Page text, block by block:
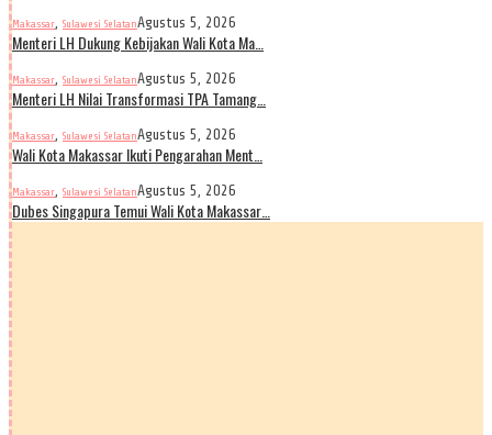
Makassar, Sulawesi SelatanAgustus 5, 2026
Menteri LH Dukung Kebijakan Wali Kota Ma…
Makassar, Sulawesi SelatanAgustus 5, 2026
Menteri LH Nilai Transformasi TPA Tamang…
Makassar, Sulawesi SelatanAgustus 5, 2026
Wali Kota Makassar Ikuti Pengarahan Ment…
Makassar, Sulawesi SelatanAgustus 5, 2026
Dubes Singapura Temui Wali Kota Makassar…